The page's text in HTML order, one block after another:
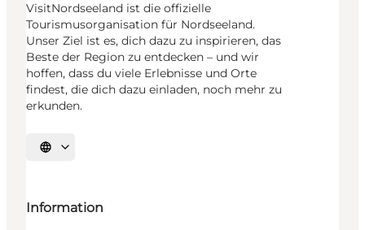
VisitNordseeland ist die offizielle
Tourismusorganisation für Nordseeland.
Unser Ziel ist es, dich dazu zu inspirieren, das
Beste der Region zu entdecken – und wir
hoffen, dass du viele Erlebnisse und Orte
findest, die dich dazu einladen, noch mehr zu
erkunden.
Sprache auswählen
Information